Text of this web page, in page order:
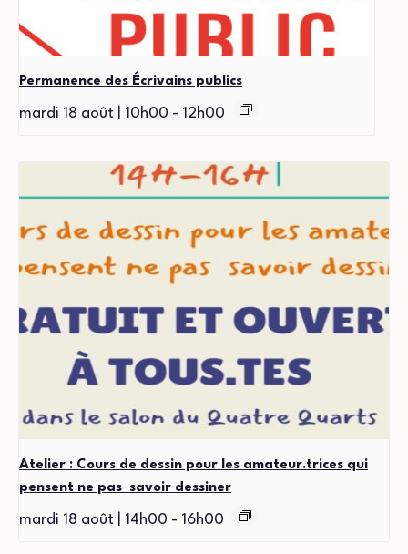
Permanence des Écrivains publics
mardi 18 août | 10h00 - 12h00
Atelier : Cours de dessin pour les amateur.trices qui
pensent ne pas savoir dessiner
mardi 18 août | 14h00 - 16h00